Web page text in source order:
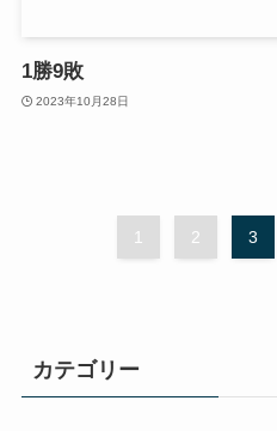
1勝9敗
2023年10月28日
1 2 3
カテゴリー